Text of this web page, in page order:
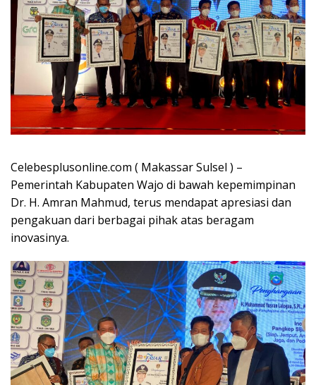
Celebesplusonline.com ( Makassar Sulsel ) –
Pemerintah Kabupaten Wajo di bawah kepemimpinan
Dr. H. Amran Mahmud, terus mendapat apresiasi dan
pengakuan dari berbagai pihak atas beragam
inovasinya.